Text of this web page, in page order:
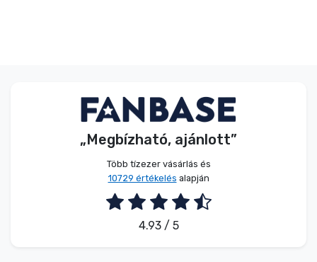
„Megbízható, ajánlott”
Több tízezer vásárlás és
10729 értékelés alapján
4.93 / 5